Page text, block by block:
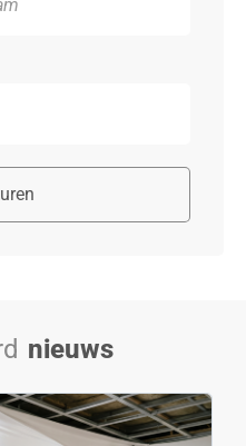
nieuws